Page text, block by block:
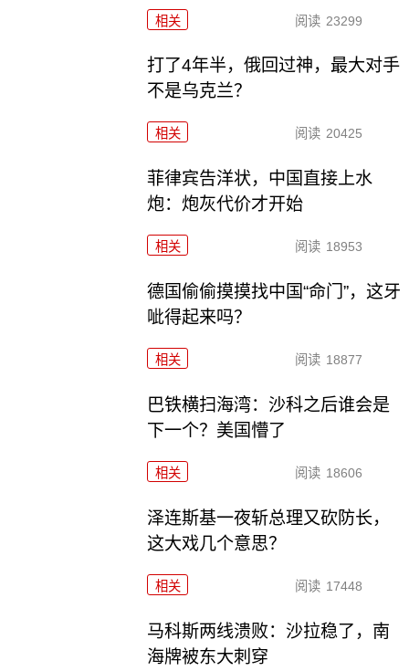
相关 阅读 23299
打了4年半，俄回过神，最大对手
不是乌克兰？
相关 阅读 20425
菲律宾告洋状，中国直接上水
炮：炮灰代价才开始
相关 阅读 18953
德国偷偷摸摸找中国“命门”，这牙
呲得起来吗？
相关 阅读 18877
巴铁横扫海湾：沙科之后谁会是
下一个？美国懵了
相关 阅读 18606
泽连斯基一夜斩总理又砍防长，
这大戏几个意思？
相关 阅读 17448
马科斯两线溃败：沙拉稳了，南
海牌被东大刺穿